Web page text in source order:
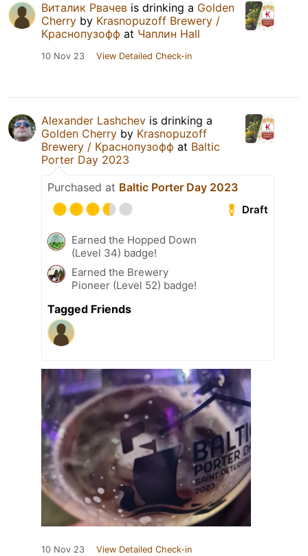
Виталик Рвачев is drinking a Golden
Cherry by Krasnopuzoff Brewery /
Краснопузофф at Чаплин Hall
10 Nov 23 View Detailed Check-in
Alexander Lashchev is drinking a
Golden Cherry by Krasnopuzoff
Brewery / Краснопузофф at Baltic
Porter Day 2023
Purchased at Baltic Porter Day 2023
Draft
Earned the Hopped Down
(Level 34) badge!
Earned the Brewery
Pioneer (Level 52) badge!
Tagged Friends
10 Nov 23 View Detailed Check-in